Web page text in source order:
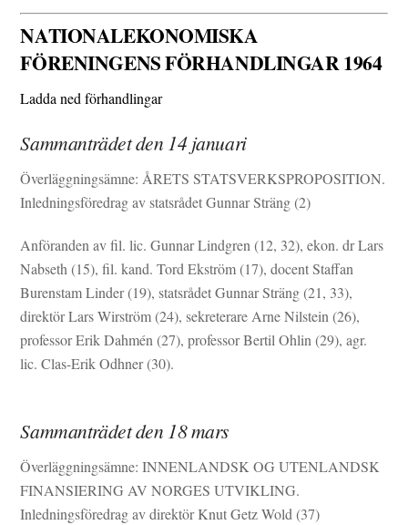
NATIONALEKONOMISKA
FÖRENINGENS FÖRHANDLINGAR 1964
Ladda ned förhandlingar
Sammanträdet den 14 januari
Överläggningsämne: ÅRETS STATSVERKSPROPOSITION.
Inledningsföredrag av statsrådet Gunnar Sträng (2)
Anföranden av fil. lic. Gunnar Lindgren (12, 32), ekon. dr Lars
Nabseth (15), fil. kand. Tord Ekström (17), docent Staffan
Burenstam Linder (19), statsrådet Gunnar Sträng (21, 33),
direktör Lars Wirström (24), sekreterare Arne Nilstein (26),
professor Erik Dahmén (27), professor Bertil Ohlin (29), agr.
lic. Clas-Erik Odhner (30).
Sammanträdet den 18 mars
Överläggningsämne: INNENLANDSK OG UTENLANDSK
FINANSIERING AV NORGES UTVIKLING.
Inledningsföredrag av direktör Knut Getz Wold (37)